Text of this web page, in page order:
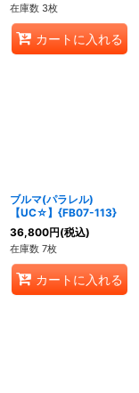
在庫数 3枚
カートに入れる
ブルマ(パラレル)
【UC☆】{FB07-113}
36,800円(税込)
在庫数 7枚
カートに入れる